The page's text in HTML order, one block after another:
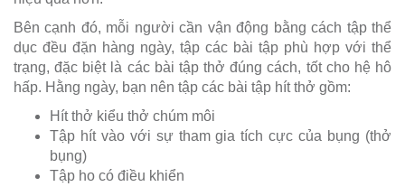
Bên cạnh đó, mỗi người cần vận động bằng cách tập thể
dục đều đặn hàng ngày, tập các bài tập phù hợp với thể
trạng, đặc biệt là các bài tập thở đúng cách, tốt cho hệ hô
hấp. Hằng ngày, bạn nên tập các bài tập hít thở gồm:
Hít thở kiểu thở chúm môi
Tập hít vào với sự tham gia tích cực của bụng (thở
bụng)
Tập ho có điều khiển